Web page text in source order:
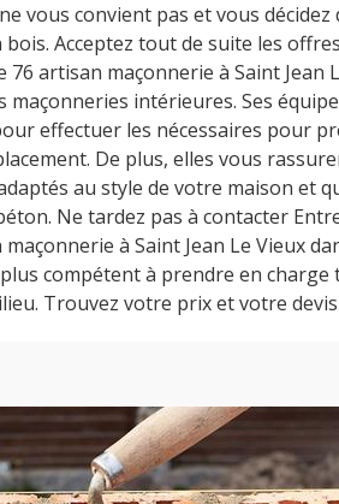
vous convient pas et vous décidez
Acceptez tout de suite les
artisan maçonnerie à Saint Jean
maçonneries intérieures. Ses
effectuer les nécessaires pour
De plus, elles vous
au style de votre maison et
Ne tardez pas à contacter
à Saint Jean Le Vieux
plus compétent à prendre en charge
Trouvez votre prix et votre devis